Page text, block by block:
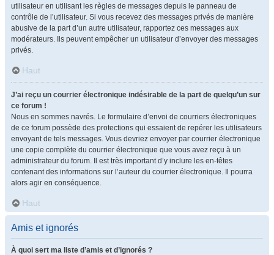
utilisateur en utilisant les règles de messages depuis le panneau de
contrôle de l’utilisateur. Si vous recevez des messages privés de manière
abusive de la part d’un autre utilisateur, rapportez ces messages aux
modérateurs. Ils peuvent empêcher un utilisateur d’envoyer des messages
privés.
Haut
J’ai reçu un courrier électronique indésirable de la part de quelqu’un sur
ce forum !
Nous en sommes navrés. Le formulaire d’envoi de courriers électroniques
de ce forum possède des protections qui essaient de repérer les utilisateurs
envoyant de tels messages. Vous devriez envoyer par courrier électronique
une copie complète du courrier électronique que vous avez reçu à un
administrateur du forum. Il est très important d’y inclure les en-têtes
contenant des informations sur l’auteur du courrier électronique. Il pourra
alors agir en conséquence.
Haut
Amis et ignorés
À quoi sert ma liste d’amis et d’ignorés ?